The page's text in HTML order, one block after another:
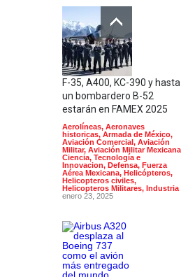
F-35, A400, KC-390 y hasta
un bombardero B-52
estarán en FAMEX 2025
Aerolíneas, Aeronaves
historicas, Armada de México,
Aviación Comercial, Aviación
Militar, Aviación Militar Mexicana
Ciencia, Tecnología e
Innovacion, Defensa, Fuerza
Aérea Mexicana, Helicópteros,
Helicopteros civiles,
Helicopteros Militares, Industria
enero 23, 2025